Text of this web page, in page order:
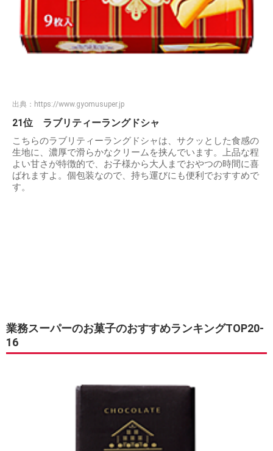
出典： https://www.gyomusuper.jp
21位 ラブリティーラングドシャ
こちらのラブリティーラングドシャは、サクッとした食感の
生地に、濃厚で滑らかなクリームを挟んでいます。上品な程
よい甘さが特徴的で、お子様から大人までおやつの時間に喜
ばれますよ。個包装なので、持ち運びにも便利でおすすめで
す。
業務スーパーのお菓子のおすすめランキングTOP20-
16